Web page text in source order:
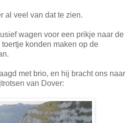
al veel van dat te zien.
wagen voor een prikje naar de
konden maken op de
met brio, en hij bracht ons naar
van Dover: